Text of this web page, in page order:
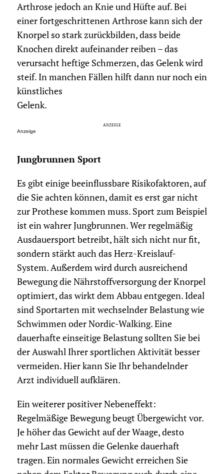
Arthrose jedoch an Knie und Hüfte auf. Bei
einer fortgeschrittenen Arthrose kann sich der
Knorpel so stark zurückbilden, dass beide
Knochen direkt aufeinander reiben – das
verursacht heftige Schmerzen, das Gelenk wird
steif. In manchen Fällen hilft dann nur noch ein
künstliches
Gelenk.
Anzeige
Jungbrunnen Sport
Es gibt einige beeinflussbare Risikofaktoren, auf
die Sie achten können, damit es erst gar nicht
zur Prothese kommen muss. Sport zum Beispiel
ist ein wahrer Jungbrunnen. Wer regelmäßig
Ausdauersport betreibt, hält sich nicht nur fit,
sondern stärkt auch das Herz-Kreislauf-
System. Außerdem wird durch ausreichend
Bewegung die Nährstoffversorgung der Knorpel
optimiert, das wirkt dem Abbau entgegen. Ideal
sind Sportarten mit wechselnder Belastung wie
Schwimmen oder Nordic-Walking. Eine
dauerhafte einseitige Belastung sollten Sie bei
der Auswahl Ihrer sportlichen Aktivität besser
vermeiden. Hier kann Sie Ihr behandelnder
Arzt individuell aufklären.
Ein weiterer positiver Nebeneffekt:
Regelmäßige Bewegung beugt Übergewicht vor.
Je höher das Gewicht auf der Waage, desto
mehr Last müssen die Gelenke dauerhaft
tragen. Ein normales Gewicht erreichen Sie